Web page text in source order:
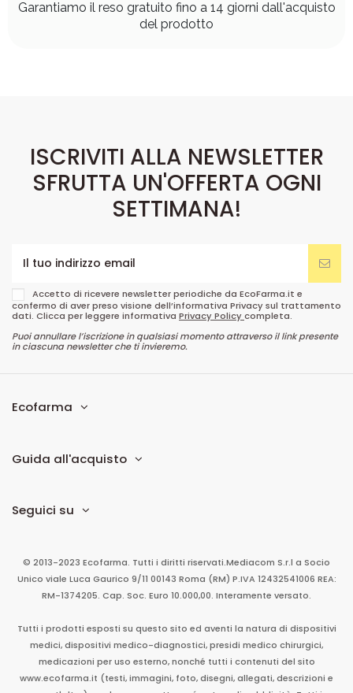
Garantiamo il reso gratuito fino a 14 giorni dall'acquisto
del prodotto
ISCRIVITI ALLA NEWSLETTER
SFRUTTA UN'OFFERTA OGNI
SETTIMANA!
Accetto di ricevere newsletter periodiche da EcoFarma.it e
confermo di aver preso visione dell’informativa Privacy sul trattamento
dati. Clicca per leggere informativa Privacy Policycompleta.
Puoi annullare l’iscrizione in qualsiasi momento attraverso il link presente
in ciascuna newsletter che ti invieremo.
Ecofarma
Guida all'acquisto
Seguici su
© 2013-2023 Ecofarma. Tutti i diritti riservati.Mediacom S.r.l a Socio
Unico viale Luca Gaurico 9/11 00143 Roma (RM) P.IVA 12432541006 REA:
RM-1374205. Cap. Soc. Euro 10.000,00. Interamente versato.
Tutti i prodotti esposti su questo sito ed aventi la natura di dispositivi
medici, dispositivi medico-diagnostici, presidi medico chirurgici,
medicazioni per uso esterno, nonché tutti i contenuti del sito
www.ecofarma.it (testi, immagini, foto, disegni, allegati, descrizioni e